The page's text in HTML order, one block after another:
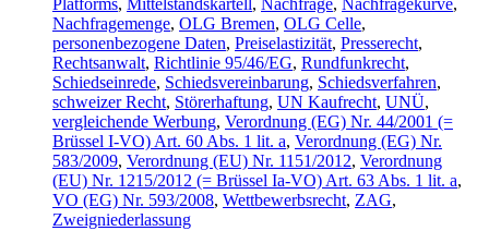
Platforms, Mittelstandskartell, Nachfrage, Nachfragekurve,
Nachfragemenge, OLG Bremen, OLG Celle,
personenbezogene Daten, Preiselastizität, Presserecht,
Rechtsanwalt, Richtlinie 95/46/EG, Rundfunkrecht,
Schiedseinrede, Schiedsvereinbarung, Schiedsverfahren,
schweizer Recht, Störerhaftung, UN Kaufrecht, UNÜ,
vergleichende Werbung, Verordnung (EG) Nr. 44/2001 (=
Brüssel I-VO) Art. 60 Abs. 1 lit. a, Verordnung (EG) Nr.
583/2009, Verordnung (EU) Nr. 1151/2012, Verordnung
(EU) Nr. 1215/2012 (= Brüssel Ia-VO) Art. 63 Abs. 1 lit. a,
VO (EG) Nr. 593/2008, Wettbewerbsrecht, ZAG,
Zweigniederlassung